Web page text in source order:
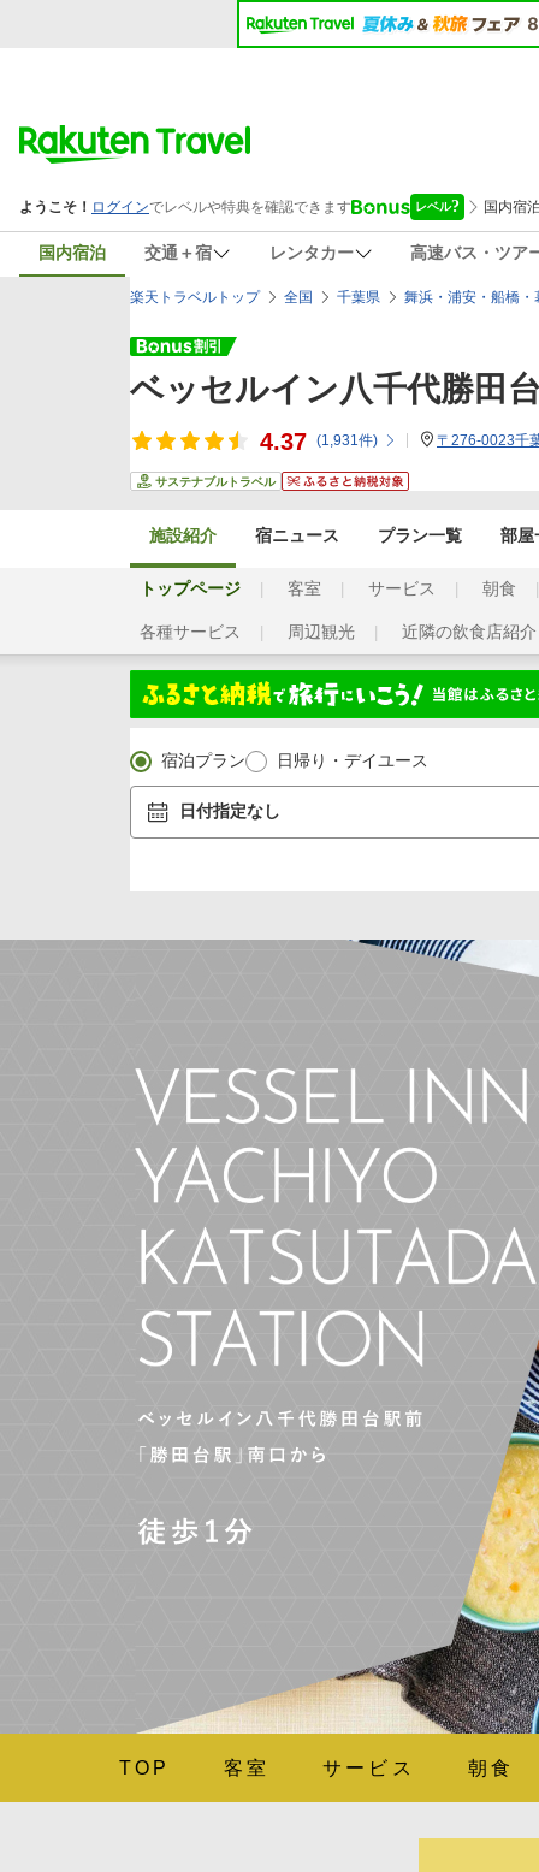
国内宿泊 交通＋宿 レンタカー 高速バス・ツア
楽天トラベルトップ 全国 千葉県 舞浜・浦安・船橋・
ベッセルイン八千代勝田
4.37 (1,931件) 〒276-0023千
サステナブルトラベル
施設紹介 宿ニュース プラン一覧 部屋
トップページ 客室 サービス 朝食
各種サービス 周辺観光 近隣の飲食店紹介
宿泊プラン 日帰り・デイユース
日付指定なし
TOP 客室 サービス 朝食